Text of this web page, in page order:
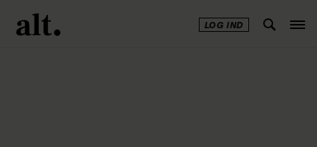
LOG IND